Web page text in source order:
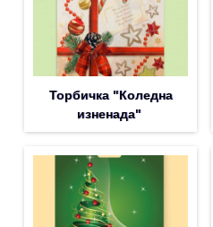
Торбичка "Коледна
изненада"